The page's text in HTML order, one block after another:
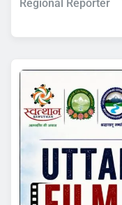
Regional Reporter